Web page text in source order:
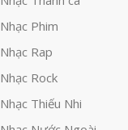
Nhạc Phim
Nhạc Rap
Nhạc Rock
Nhạc Thiếu Nhi